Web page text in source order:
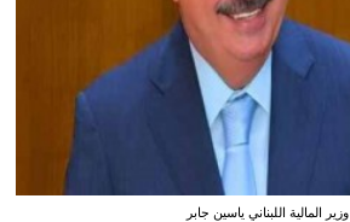
وزير المالية اللبناني ياسين جابر